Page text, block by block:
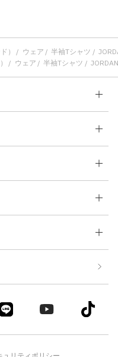
） ウェア 半袖Tシャツ
ウェア 半袖Tシャツ